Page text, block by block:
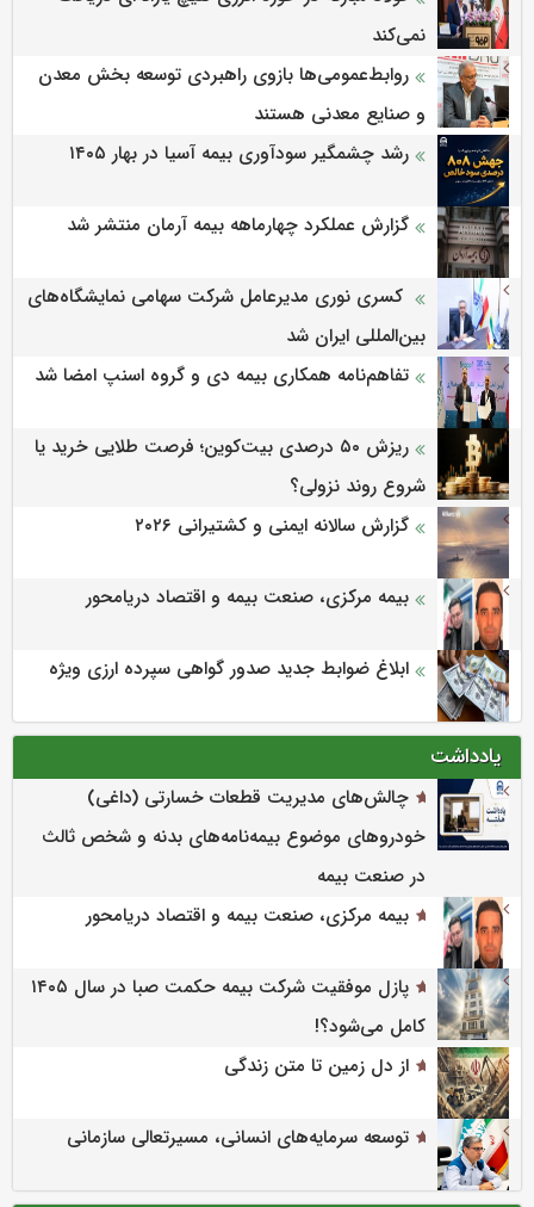
نمی‌کند
روابط‌‌عمومی‌ها بازوی راهبردی توسعه بخش معدن
و صنایع معدنی هستند
رشد چشمگیر سودآوری بیمه آسیا در بهار ۱۴۰۵
گزارش عملکرد چهارماهه بیمه آرمان منتشر شد
کسری نوری مدیرعامل شرکت سهامی نمایشگاه‌های
بین‌المللی ایران شد
تفاهم‌نامه همکاری بیمه دی و گروه اسنپ امضا شد
ریزش ۵۰ درصدی بیت‌کوین؛ فرصت طلایی خرید یا
شروع روند نزولی؟
گزارش سالانه ایمنی و كشتیرانی ۲۰۲۶
بیمه مرکزی، صنعت بیمه و اقتصاد دریامحور
ابلاغ ضوابط جدید صدور گواهی سپرده ارزی ویژه
یادداشت
چالش‌های مدیریت قطعات خسارتی (داغی)
خودروهای موضوع بیمه‌نامه‌های بدنه و شخص ثالث
در صنعت بیمه
بیمه مرکزی، صنعت بیمه و اقتصاد دریامحور
پازل موفقیت شرکت بیمه حکمت صبا در سال ۱۴۰۵
کامل می‌شود؟!
از دل زمین تا متن زندگی
توسعه سرمایه‌های انسانی، مسیرتعالی سازمانی